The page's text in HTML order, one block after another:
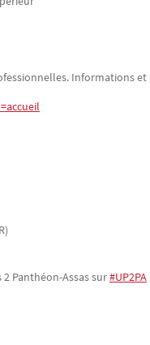
Informations et
Panthéon-Assas sur#UP2PA